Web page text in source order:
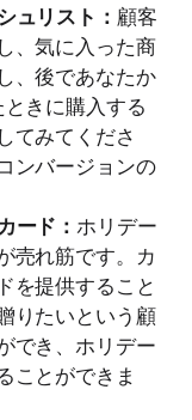
ュリスト： 顧客
、気に入った商
、後であなたか
きに購入する
てみてくださ
ンバージョンの
ード： ホリデー
売れ筋です。カ
を提供すること
りたいという顧
でき、ホリデー
ことができま